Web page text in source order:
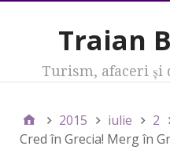
Traian
Turism, afaceri şi
2015 iulie
2
Cred în Grecia! Merg în